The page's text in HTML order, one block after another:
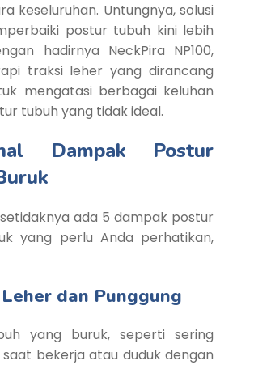
keseluruhan. Untungnya, solusi
postur tubuh kini lebih
hadirnya NeckPira NP100,
traksi leher yang dirancang
mengatasi berbagai keluhan
tubuh yang tidak ideal.
Dampak Postur
ada 5 dampak postur
yang perlu Anda perhatikan,
dan Punggung
yang buruk, seperti sering
saat bekerja atau duduk dengan